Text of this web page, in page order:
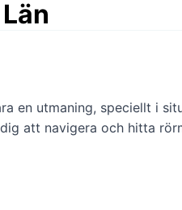
en utmaning, speciellt i
att navigera och hitta